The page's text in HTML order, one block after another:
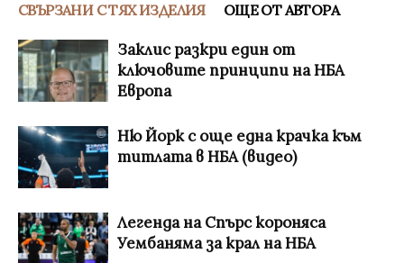
СВЪРЗАНИ С ТЯХ ИЗДЕЛИЯ ОЩЕ ОТ АВТОРА
Заклис разкри един от
ключовите принципи на НБА
Европа
Ню Йорк с още една крачка към
титлата в НБА (видео)
Легенда на Спърс короняса
Уембаняма за крал на НБА